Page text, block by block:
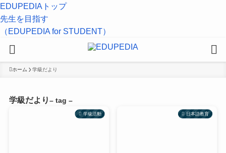
EDUPEDIAトップ
先生を目指す
（EDUPEDIA for STUDENT）
ホーム 学級だより
学級だより– tag –
学級活動 日本語教育